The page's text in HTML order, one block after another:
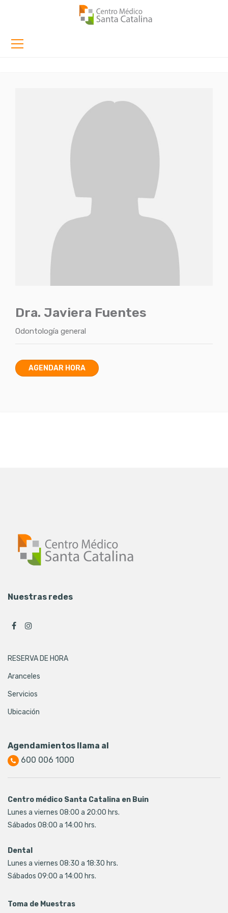
Dra. Javiera Fuentes
Odontología general
AGENDAR HORA
Nuestras redes
RESERVA DE HORA
Aranceles
Servicios
Ubicación
Agendamientos llama al
600 006 1000
Centro médico Santa Catalina en Buin
Lunes a viernes 08:00 a 20:00 hrs.
Sábados 08:00 a 14:00 hrs.
Dental
Lunes a viernes 08:30 a 18:30 hrs.
Sábados 09:00 a 14:00 hrs.
Toma de Muestras